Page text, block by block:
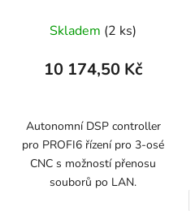
Skladem (2 ks)
10 174,50 Kč
Autonomní DSP controller
pro PROFI6 řízení pro 3-osé
CNC s možností přenosu
souborů po LAN.